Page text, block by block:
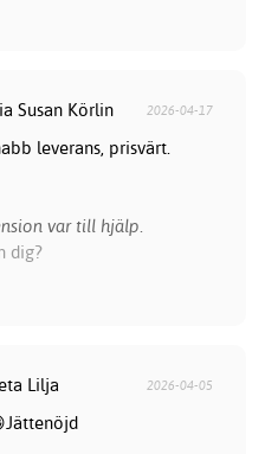
Susan Körlin 2026-04-17
leverans, prisvärt.
var till hjälp.
dig?
Lilja 2026-04-05